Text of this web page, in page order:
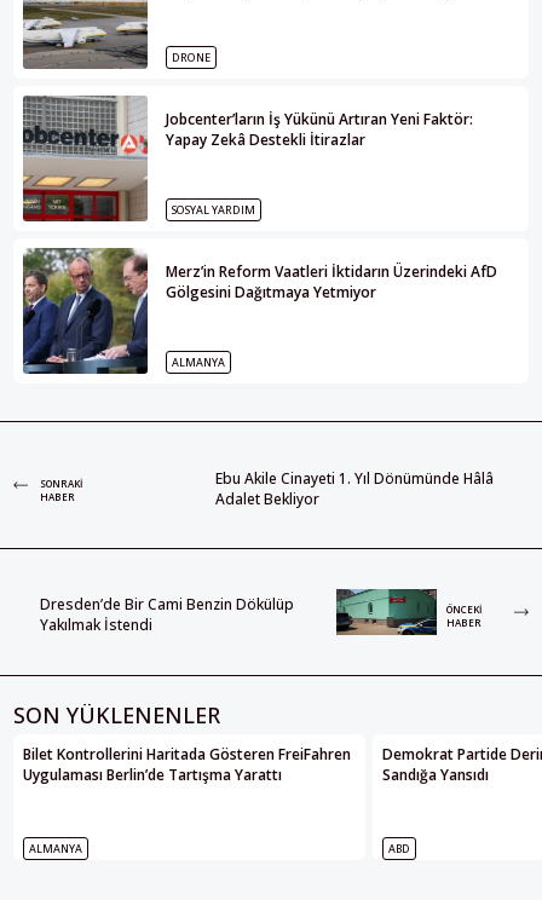
DRONE
Jobcenter’ların İş Yükünü Artıran Yeni Faktör:
Yapay Zekâ Destekli İtirazlar
SOSYAL YARDIM
Merz’in Reform Vaatleri İktidarın Üzerindeki AfD
Gölgesini Dağıtmaya Yetmiyor
ALMANYA
SONRAKI
HABER
Ebu Akile Cinayeti 1. Yıl Dönümünde Hâlâ
Adalet Bekliyor
Dresden’de Bir Cami Benzin Dökülüp
Yakılmak İstendi
ÖNCEKI
HABER
SON YÜKLENENLER
Bilet Kontrollerini Haritada Gösteren FreiFahren
Uygulaması Berlin’de Tartışma Yarattı
ALMANYA
Demokrat Partide
Sandığa Yansıdı
ABD